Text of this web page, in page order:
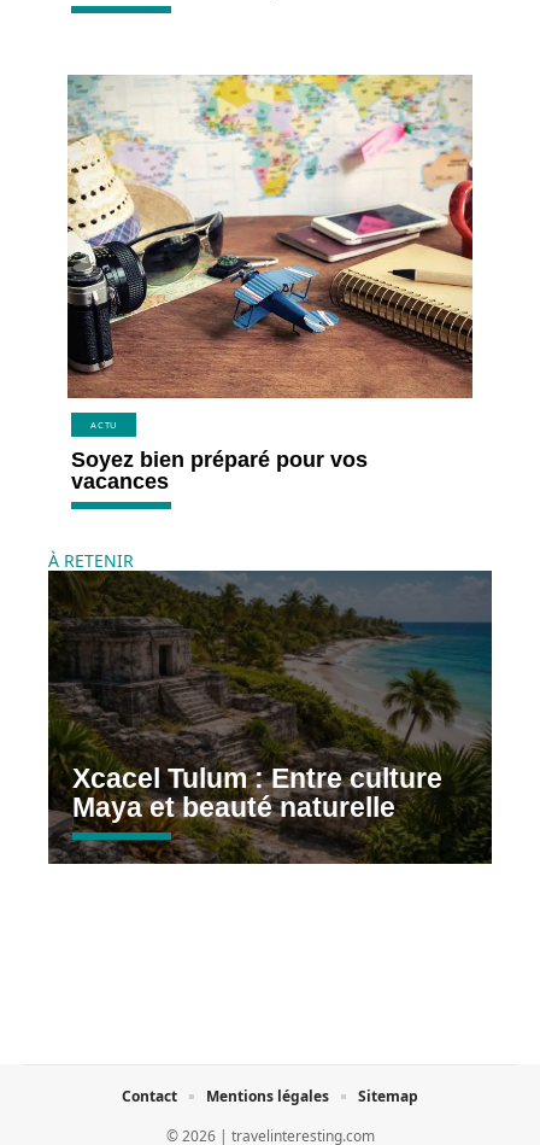
ACTU
Soyez bien préparé pour vos
vacances
À RETENIR
Xcacel Tulum : Entre culture
Maya et beauté naturelle
© 2026 | travelinteresting.com
Contact Mentions légales Sitemap